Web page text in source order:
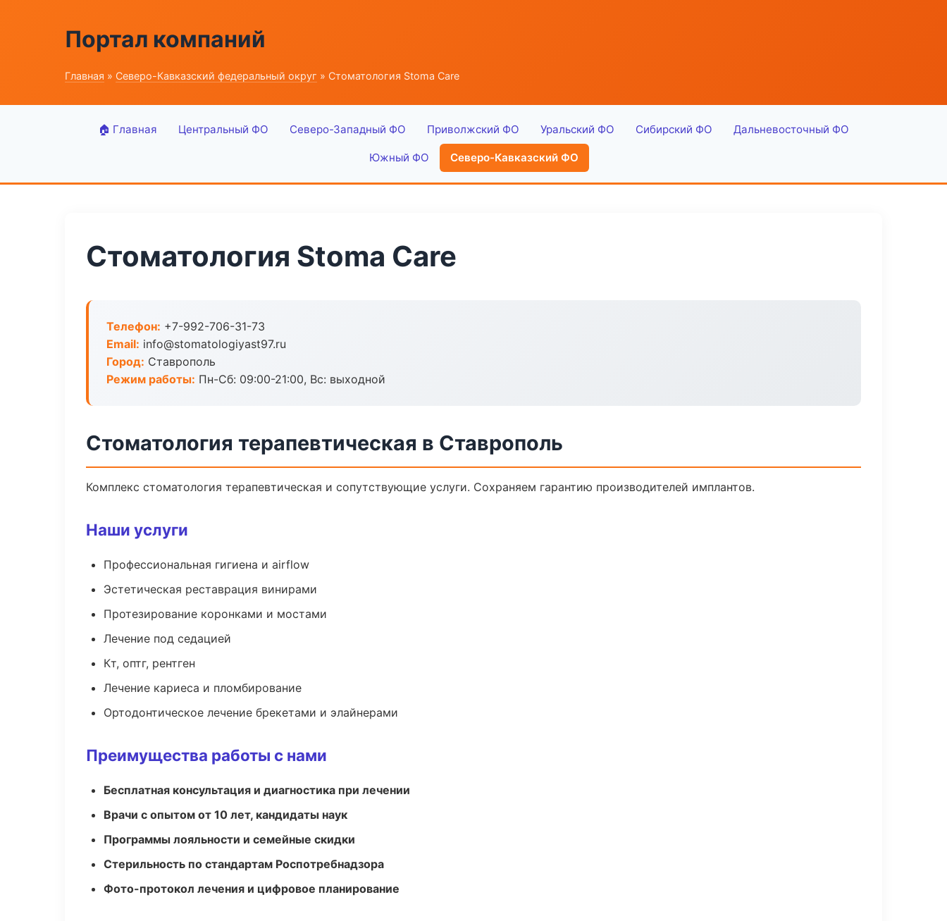
Портал компаний
Главная » Северо-Кавказский федеральный округ » Стоматология Stoma Care
🏠 Главная Центральный ФО Северо-Западный ФО Приволжский ФО Уральский ФО Сибирский ФО Дальневосточный ФО
Южный ФО Северо-Кавказский ФО
Стоматология Stoma Care
Телефон: +7-992-706-31-73
Email: info@stomatologiyast97.ru
Город: Ставрополь
Режим работы: Пн-Сб: 09:00-21:00, Вс: выходной
Стоматология терапевтическая в Ставрополь
Комплекс стоматология терапевтическая и сопутствующие услуги. Сохраняем гарантию производителей имплантов.
Наши услуги
Профессиональная гигиена и airflow
Эстетическая реставрация винирами
Протезирование коронками и мостами
Лечение под седацией
Кт, оптг, рентген
Лечение кариеса и пломбирование
Ортодонтическое лечение брекетами и элайнерами
Преимущества работы с нами
Бесплатная консультация и диагностика при лечении
Врачи с опытом от 10 лет, кандидаты наук
Программы лояльности и семейные скидки
Стерильность по стандартам Роспотребнадзора
Фото-протокол лечения и цифровое планирование